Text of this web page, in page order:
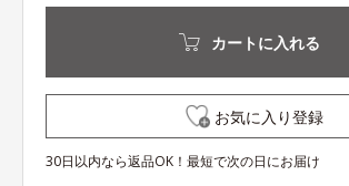
カートに入れる
お気に入り登録
30日以内なら返品OK！最短で次の日にお届け